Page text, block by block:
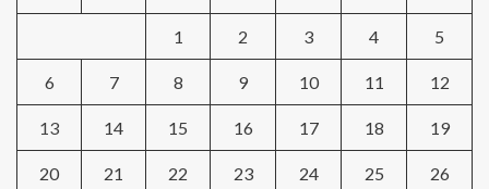
1 2 3 4 5
6 7 8 9 10 11 12
13 14 15 16 17 18 19
20 21 22 23 24 25 26